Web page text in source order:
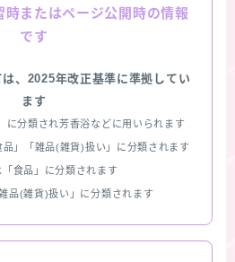
時またはページ公開時の情報
です
、2025年改正基準に準拠してい
ます
に分類され芳香浴などに用いられます
品」「雑品(雑貨)扱い」に分類されます
「食品」に分類されます
品(雑貨)扱い」に分類されます